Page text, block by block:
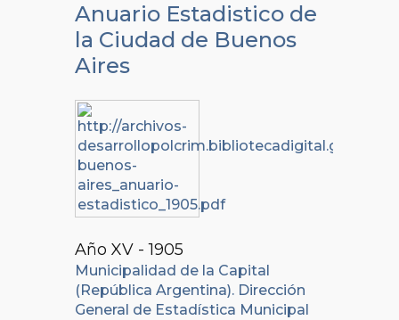
Anuario Estadistico de
la Ciudad de Buenos
Aires
Año XV - 1905
Municipalidad de la Capital
(República Argentina). Dirección
General de Estadística Municipal